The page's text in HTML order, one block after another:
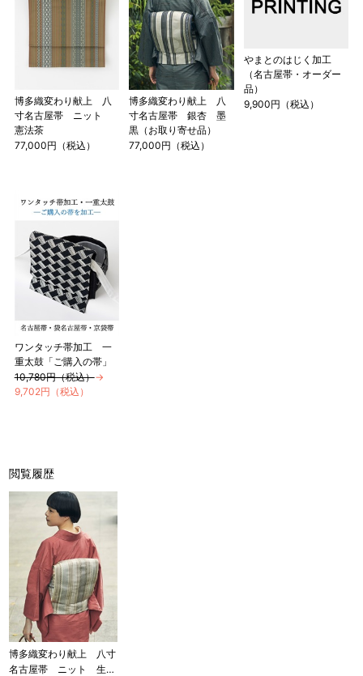
博多織変わり献上 八
寸名古屋帯 ニット
憲法茶
77,000円（税込）
博多織変わり献上 八
寸名古屋帯 銀杏 墨
黒（お取り寄せ品）
77,000円（税込）
やまとのはじく加工
（名古屋帯・オーダー
品）
9,900円（税込）
ワンタッチ帯加工 一
重太鼓「ご購入の帯」
10,780円（税込）→
9,702円（税込）
閲覧履歴
博多織変わり献上 八寸
名古屋帯 ニット 生成